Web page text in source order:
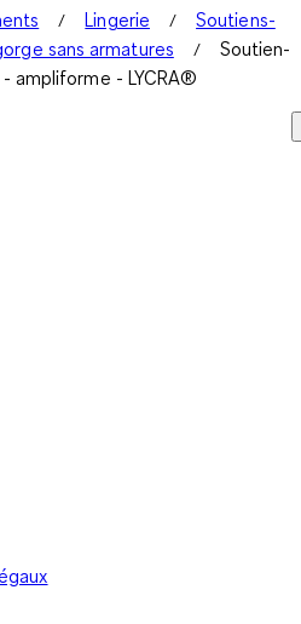
Lingerie
Soutiens-
sans armatures
Soutien-
ampliforme - LYCRA®